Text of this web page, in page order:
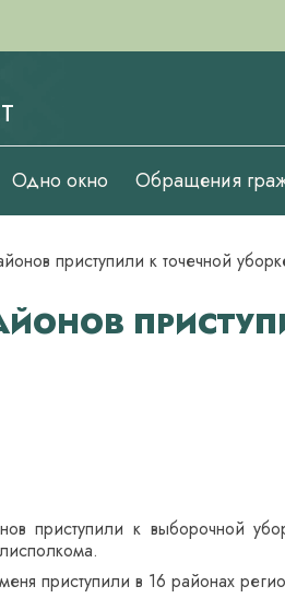
Одно окно Обращения
приступили к точечной
приступили к выборочной
приступили в 16 районах